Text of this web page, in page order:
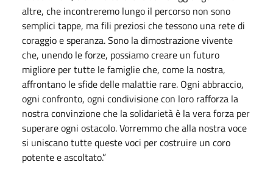
altre, che incontreremo lungo il percorso non sono
semplici tappe, ma fili preziosi che tessono una rete di
coraggio e speranza. Sono la dimostrazione vivente
che, unendo le forze, possiamo creare un futuro
migliore per tutte le famiglie che, come la nostra,
affrontano le sfide delle malattie rare. Ogni abbraccio,
ogni confronto, ogni condivisione con loro rafforza la
nostra convinzione che la solidarietà è la vera forza per
superare ogni ostacolo. Vorremmo che alla nostra voce
si uniscano tutte queste voci per costruire un coro
potente e ascoltato.”